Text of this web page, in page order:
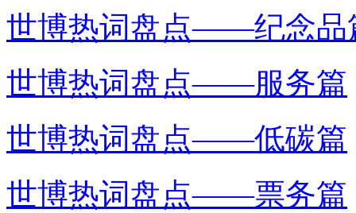
世博热词盘点——纪念品
世博热词盘点——服务篇
世博热词盘点——低碳篇
世博热词盘点——票务篇